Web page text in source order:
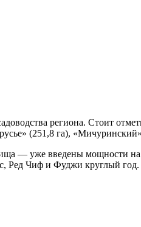
региона. Стоит
(251,8 га),
— уже введены мощности
Ред Чиф и Фуджи круглый год.